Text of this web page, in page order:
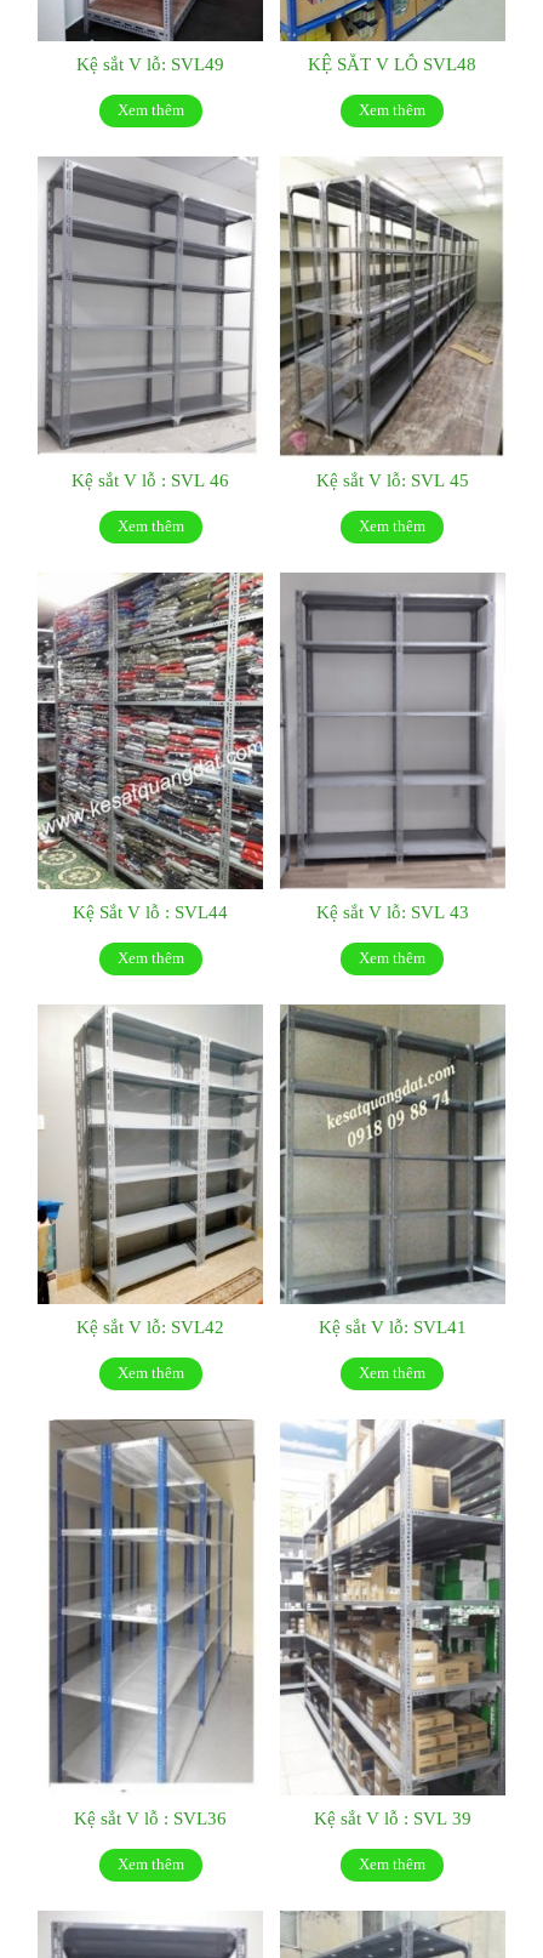
Kệ sắt V lỗ: SVL49
Xem thêm
KỆ SẮT V LỖ SVL48
Xem thêm
Kệ sắt V lỗ : SVL 46
Xem thêm
Kệ sắt V lỗ: SVL 45
Xem thêm
Kệ Sắt V lỗ : SVL44
Xem thêm
Kệ sắt V lỗ: SVL 43
Xem thêm
Kệ sắt V lỗ: SVL42
Xem thêm
Kệ sắt V lỗ: SVL41
Xem thêm
Kệ sắt V lỗ : SVL36
Xem thêm
Kệ sắt V lỗ : SVL 39
Xem thêm